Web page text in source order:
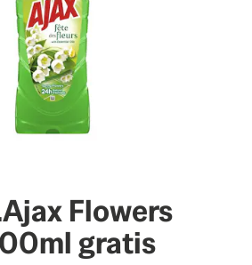
Flowers
gratis